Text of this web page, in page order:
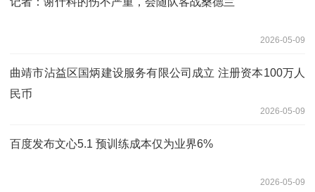
2026-05-09
曲靖市沾益区国炳建设服务有限公司成立 注册资本100万人
民币
2026-05-09
百度发布文心5.1 预训练成本仅为业界6%
2026-05-09